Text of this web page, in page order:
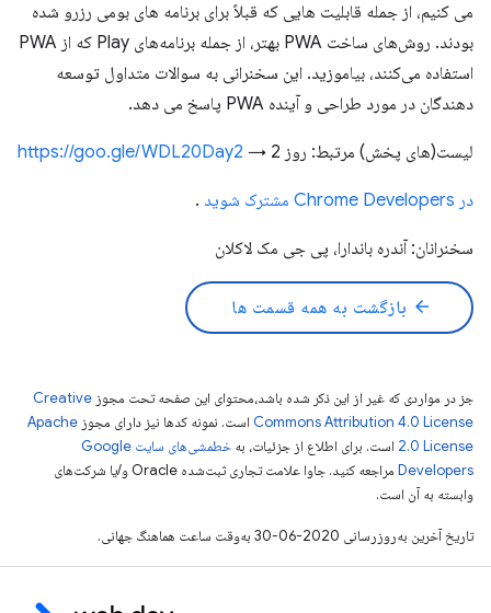
می کنیم، از جمله قابلیت هایی که قبلاً برای برنامه های بومی رزرو شده
بودند. روش‌های ساخت PWA بهتر، از جمله برنامه‌های Play که از PWA
استفاده می‌کنند، بیاموزید. این سخنرانی به سوالات متداول توسعه
دهندگان در مورد طراحی و آینده PWA پاسخ می دهد.
لیست(های پخش) مرتبط: روز 2 → https://goo.gle/WDL20Day2
در Chrome Developers مشترک شوید .
سخنرانان: آندره باندارا، پی جی مک لاکلان
arrow_back بازگشت به همه قسمت ها
جز در مواردی که غیر از این ذکر شده باشد،‌محتوای این صفحه تحت مجوز Creative
Commons Attribution 4.0 License است. نمونه کدها نیز دارای مجوز Apache
2.0 License است. برای اطلاع از جزئیات، به
خطمشی‌های سایت Google
Developers‏
مراجعه کنید. جاوا علامت تجاری ثبت‌شده Oracle و/یا شرکت‌های
وابسته به آن است.
تاریخ آخرین به‌روزرسانی 2020-06-30 به‌وقت ساعت هماهنگ جهانی.